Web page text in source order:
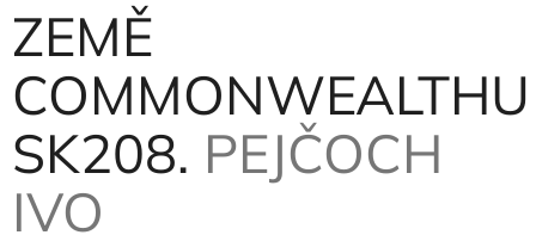
ZEMĚ
COMMONWEALTHU
SK208. PEJČOCH
IVO